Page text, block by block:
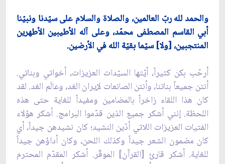
والحمد لله ربّ العالمين، والصلاة والسلام على سيّدنا ونبيّنا
أبي القاسم المصطفى محمّد، وعلى آله الأطيبين الأطهرين
المنتجبين، [ولا] سيّما بقيّة الله في الأرضين.
أرحّب بكن كثيراً، أيّتها السيّدات العزيزات، أخواتي وبناتي.
أنتن جميعاً بناتنا، وأنتن الصانعات لإيران الغد، وعالَم الغد. لقد
كان هذا اللقاء زاخراً بالمضامين ومفيداً للغاية حتى هذه
اللحظة. إنني أشكر جميع الذين قدّموا البرامج. أشكر هؤلاء
الفتيات العزيزات اللاتي أدّين النشيد؛ كان نشيدهن جيداً، أي
كان مضمون الشعر جيداً وكذلك اللحن، وكان أداؤهن جيداً
للغاية. أشكر قارئ [القرآن] الموقّر. أشكر المقدّم المحترم